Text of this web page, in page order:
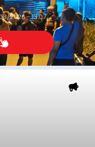
2026 - 13:07